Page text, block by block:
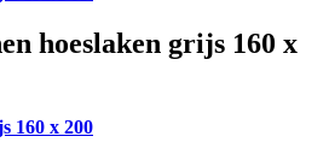
hoeslaken grijs 160 x
160 x 200